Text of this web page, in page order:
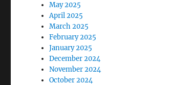
May 2025
April 2025
March 2025
February 2025
January 2025
December 2024
November 2024
October 2024